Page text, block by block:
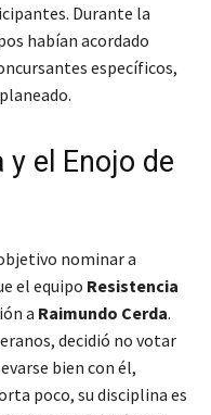
Durante la
habían acordado
específicos,
y el Enojo de
nominar a
el equipo Resistencia
a Raimundo Cerda.
decidió no votar
bien con él,
poco, su disciplina es